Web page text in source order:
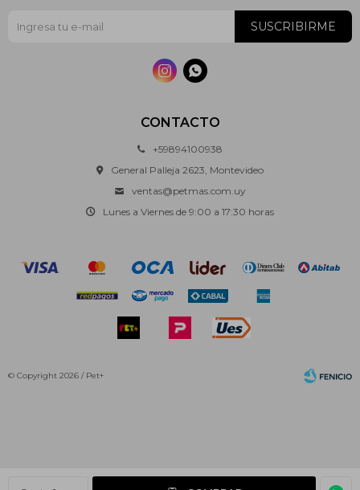
CONTACTO
+59894100938
General Palleja 2623, Montevideo
ventas@petmas.com.uy
Lunes a Viernes de 9:00 a 17:30 horas
SUSCRIBIRME
 
© Copyright 2026 / Pet+
Fenicio